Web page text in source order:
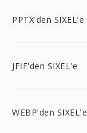
PPTX'den SIXEL'e
JFIF'den SIXEL'e
WEBP'den SIXEL'e